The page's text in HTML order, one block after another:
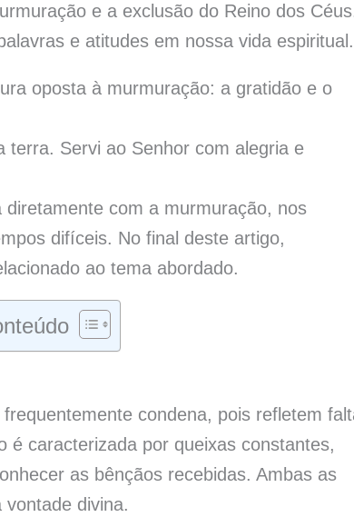
e a exclusão do Reino dos
e atitudes em nossa vida espiritual.
oposta à murmuração: a gratidão e o
terra. Servi ao Senhor com alegria e
com a murmuração, nos
difíceis. No final deste artigo,
ao tema abordado.
condena, pois refletem
é caracterizada por queixas constantes,
as bênçãos recebidas. Ambas as
divina.